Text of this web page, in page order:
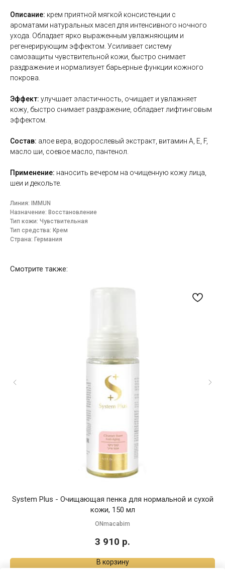
Описание: крем приятной мягкой консистенции с
ароматами натуральных масел для интенсивного ночного
ухода. Обладает ярко выраженным увлажняющим и
регенерирующим эффектом. Усиливает систему
самозащиты чувствительной кожи, быстро снимает
раздражение и нормализует барьерные функции кожного
покрова.
Эффект: улучшает эластичность, очищает и увлажняет
кожу, быстро снимает раздражение, обладает лифтинговым
эффектом.
Состав: алое вера, водорослевый экстракт, витамин А, Е, F,
масло ши, соевое масло, пантенол.
Применение: наносить вечером на очищенную кожу лица,
шеи и декольте.
Линия: IMMUN
Назначение: Восстановление
Тип кожи: Чувствительная
Тип средства: Крем
Страна: Германия
Смотрите также:
System Plus - Очищающая пенка для нормальной и сухой
кожи, 150 мл
ONmacabim
3 910 р.
В корзину